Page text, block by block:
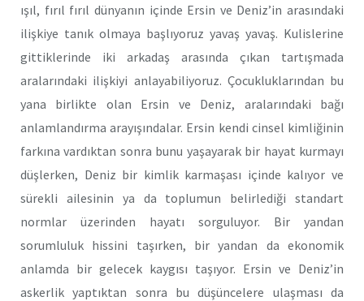
ışıl, fırıl fırıl dünyanın içinde Ersin ve Deniz’in arasındaki
ilişkiye tanık olmaya başlıyoruz yavaş yavaş. Kulislerine
gittiklerinde iki arkadaş arasında çıkan tartışmada
aralarındaki ilişkiyi anlayabiliyoruz. Çocukluklarından bu
yana birlikte olan Ersin ve Deniz, aralarındaki bağı
anlamlandırma arayışındalar. Ersin kendi cinsel kimliğinin
farkına vardıktan sonra bunu yaşayarak bir hayat kurmayı
düşlerken, Deniz bir kimlik karmaşası içinde kalıyor ve
sürekli ailesinin ya da toplumun belirlediği standart
normlar üzerinden hayatı sorguluyor. Bir yandan
sorumluluk hissini taşırken, bir yandan da ekonomik
anlamda bir gelecek kaygısı taşıyor. Ersin ve Deniz’in
askerlik yaptıktan sonra bu düşüncelere ulaşması da